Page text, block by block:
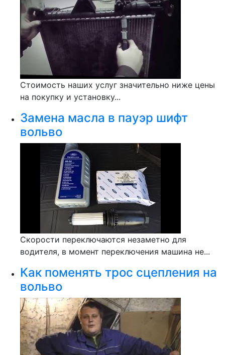
Стоимость наших услуг значительно ниже цены
на покупку и установку...
Замена масла в пауэр шифт
вольво
Скорости переключаются незаметно для
водителя, в момент переключения машина не...
Как поменять трос сцепления на
вольво